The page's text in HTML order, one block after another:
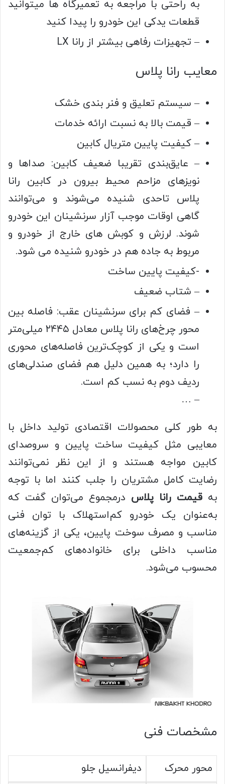
به راحتی با مراجعه به تعمیرگاه ها میتوانید
قطعات یدکی این خودرو را پیدا کنید
– تجهیزات رفاهی بیشتر از رانا LX
معایب رانا پلاس
– سیستم تعلیق و فنر بندی خشک
– قیمت بالا به نسبت ارائه خدمات
– کیفیت پایین متریال کابین
– عایق‌بندی تقریبا ضعیف کابین: صداها و
نویزهای مزاحم محیط بیرون در کابین رانا
پلاس تاحدی شنیده می‌شوند و می‌توانند
گاهی اوقات موجب آزار سرنشینان این خودرو
شوند. لرزش و کوبش های خارج از خودرو و
مربوط به جاده هم در خودرو شنیده می شود.
-کیفیت پایین ساخت
– شتاب ضعیف
– فضای کم برای سرنشینان عقب: فاصله بین
محور چرخ‌های رانا پلاس معادل ۲۴۴۵ میلی‌متر
است و یکی از کوچک‌ترین فاصله‌های محوری
را دارد؛ به همین دلیل هم فضای صندلی‌های
ردیف دوم به نسب کم است.
– …
به طور کلی محصولات اقتصادی تولید داخل با
معایبی مثل کیفیت ساخت پایین و سروصدای
کابین مواجه هستند و از این نظر نمی‌توانند
رضایت کامل مشتریان را جلب کنند اما با توجه
به قیمت رانا پلاس درمجموع می‌توان گفت که
به‌عنوان یک خودرو کم‌استهلاک با توان فنی
مناسب و مصرف سوخت پایین، یکی از گزینه‌های
مناسب داخلی برای خانواده‌های کم‌جمعیت
محسوب می‌شود.
مشخصات فنی
محور محرک
دیفرانسیل جلو